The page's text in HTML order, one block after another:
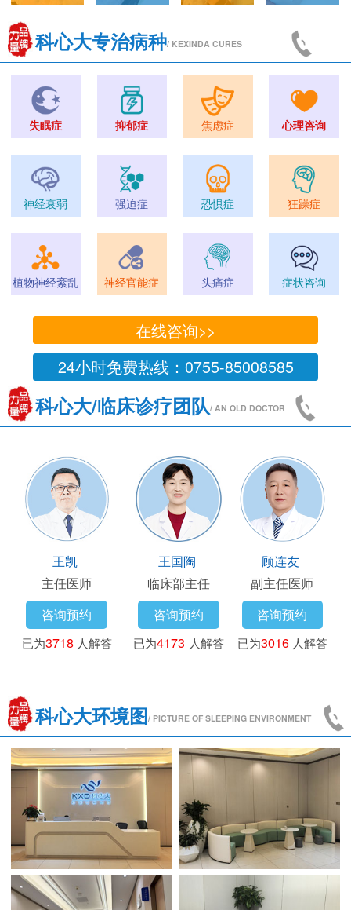
科心大专治病种/ KEXINDA CURES
失眠症 抑郁症 焦虑症 心理咨询
神经衰弱 强迫症 恐惧症 狂躁症
植物神经紊乱 神经官能症 头痛症 症状咨询
在线咨询>>
24小时免费热线：0755-85008585
科心大/临床诊疗团队/ AN OLD DOCTOR
王凯
主任医师
咨询预约
已为3718 人解答
王国陶
临床部主任
咨询预约
已为4173 人解答
顾连友
副主任医师
咨询预约
已为3016 人解答
科心大环境图/ PICTURE OF SLEEPING ENVIRONMENT